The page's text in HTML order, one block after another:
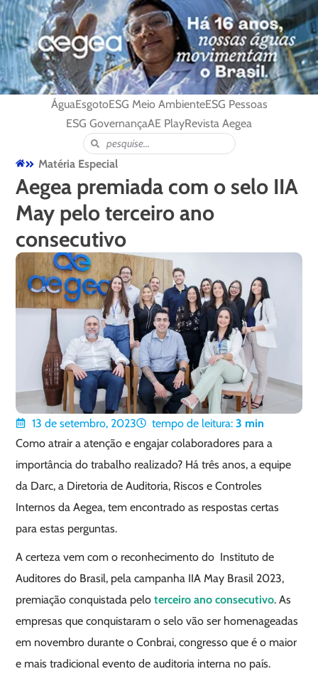
ÁguaEsgotoESG Meio AmbienteESG Pessoas
ESG GovernançaAE PlayRevista Aegea
Matéria Especial
Aegea premiada com o selo IIA
May pelo terceiro ano
consecutivo
13 de setembro, 2023 tempo de leitura: 3 min
Como atrair a atenção e engajar colaboradores para a
importância do trabalho realizado? Há três anos, a equipe
da Darc, a Diretoria de Auditoria, Riscos e Controles
Internos da Aegea, tem encontrado as respostas certas
para estas perguntas.
A certeza vem com o reconhecimento do Instituto de
Auditores do Brasil, pela campanha IIA May Brasil 2023,
premiação conquistada peloterceiro ano consecutivo. As
empresas que conquistaram o selo vão ser homenageadas
em novembro durante o Conbrai, congresso que é o maior
e mais tradicional evento de auditoria interna no país.